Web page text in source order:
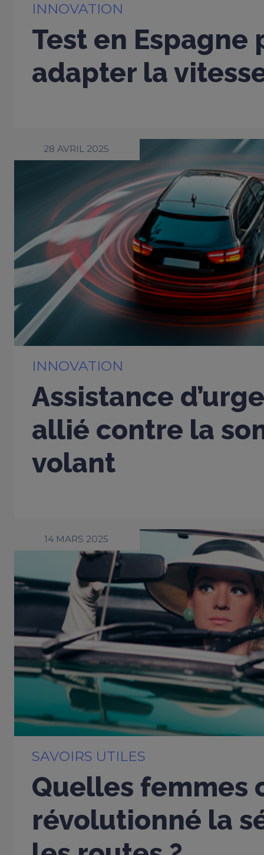
INNOVATION
Test en Espagne
adapter la
28 AVRIL 2025
INNOVATION
Assistance
allié contre la
volant
14 MARS 2025
SAVOIRS UTILES
Quelles femmes
révolutionné la